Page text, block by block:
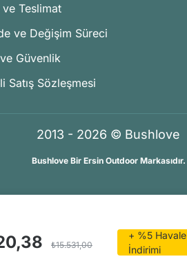
₺15.531,00
+ %5 Havale
İndirimi
ve Teslimat
ve Değişim Süreci
Güvenlik
Satış Sözleşmesi
2013 - 2026 © Bushlove
Bushlove Bir Ersin Outdoor Markasıdır.